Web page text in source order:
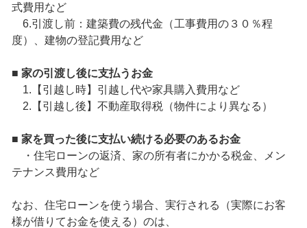
式費用など
6.引渡し前：建築費の残代金（工事費用の３０％程
度）、建物の登記費用など
■ 家の引渡し後に支払うお金
1.【引越し時】引越し代や家具購入費用など
2.【引越し後】不動産取得税（物件により異なる）
■ 家を買った後に支払い続ける必要のあるお金
・住宅ローンの返済、家の所有者にかかる税金、メン
テナンス費用など
なお、住宅ローンを使う場合、実行される（実際にお客
様が借りてお金を使える）のは、